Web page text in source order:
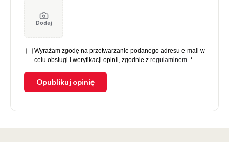
Dodaj
Wyrażam zgodę na przetwarzanie podanego adresu e-mail w
celu obsługi i weryfikacji opinii, zgodnie z regulaminem. *
Opublikuj opinię